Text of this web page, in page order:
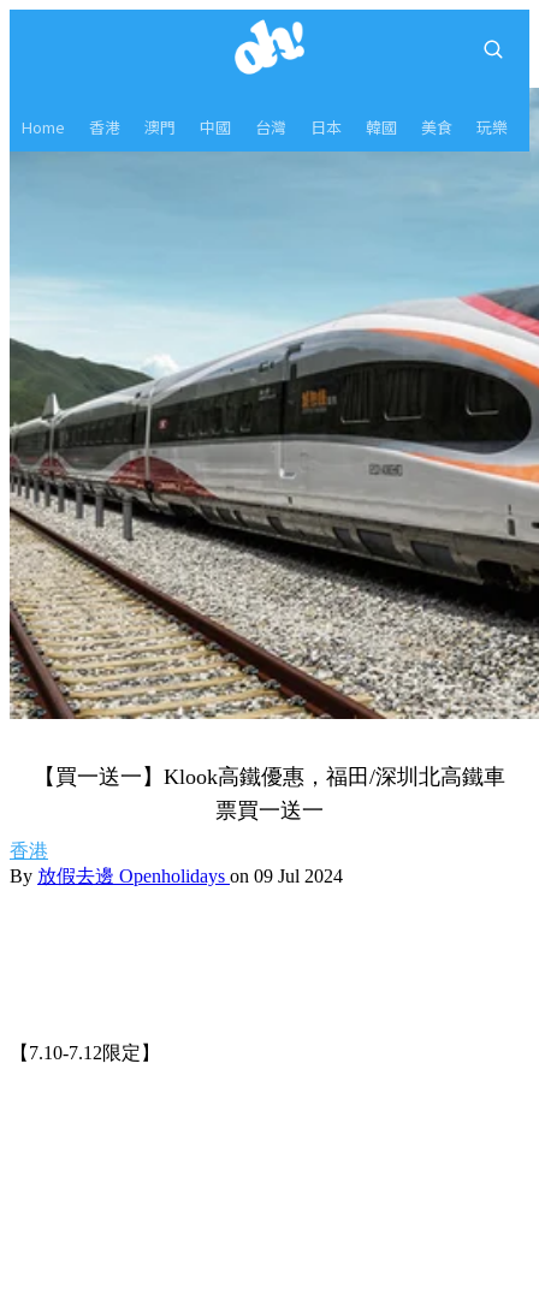
Home 香港 澳門 中國 台灣 日本 韓國 美食 玩樂
【買一送一】Klook高鐵優惠，福田/深圳北高鐵車
票買一送一
香港
By 放假去邊 Openholidays on 09 Jul 2024
【7.10-7.12限定】